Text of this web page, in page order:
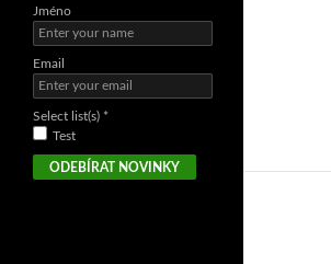
Jméno
Email
Select list(s) *
Test